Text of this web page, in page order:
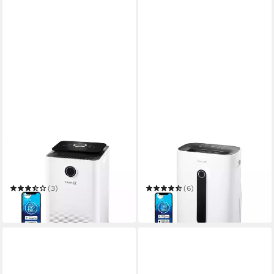
CLEAN AIR OPTIMA
Luftentfeuchter CA-704
SMART - Luftentfeuchter
und Luftreiniger
(3)
259,00 €
in 3-4 Werktagen bei dir
CLEAN AIR OPTIMA
Luftentfeuchter CA-705
SMART - Luftentfeuchter
und Luftreiniger
(6)
289,00 €
in 3-4 Werktagen bei dir